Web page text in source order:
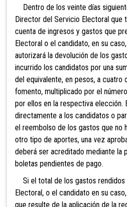
Dentro de los veinte días
Director del Servicio Electoral que
cuenta de ingresos y gastos que
Electoral o el candidato, en su
autorizará la devolución de los
incurrido los candidatos por una
del equivalente, en pesos, a cuatro
fomento, multiplicado por el
por ellos en la respectiva elección.
directamente a los candidatos o
el reembolso de los gastos que no
otro tipo de aportes, una vez
deberá ser acreditado mediante la
boletas pendientes de pago.
Si el total de los gastos rendidos
Electoral, o el candidato en su
que resulte de la aplicación de la